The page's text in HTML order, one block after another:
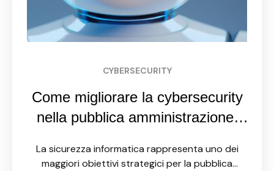
CYBERSECURITY
Come migliorare la cybersecurity
nella pubblica amministrazione:
innovative
La sicurezza informatica rappresenta uno dei
maggiori obiettivi strategici per la pubblica